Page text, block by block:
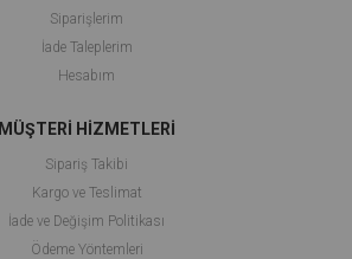
Siparişlerim
İade Taleplerim
Hesabım
MÜŞTERİ HİZMETLERİ
Sipariş Takibi
Kargo ve Teslimat
İade ve Değişim Politikası
Ödeme Yöntemleri